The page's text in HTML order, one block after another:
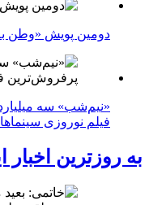
دومین پویش «وطن
«نیم‌شب» سه
فیلم نوروزی سینماها
به روزترین اخبار